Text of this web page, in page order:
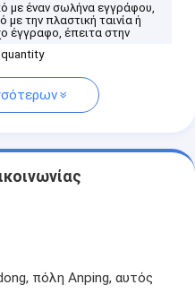
με έναν σωλήνα εγγράφου,
με την πλαστική ταινία ή
έγγραφο, έπειτα στην
πόλη Anping, αυτός